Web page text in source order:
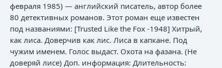
февраля 1985) — английский писатель, автор более
80 детективных романов. Этот роман еще известен
под названиями: [Trusted Like the Fox -1948] Хитрый,
как лиса. Доверчив как лис. Лиса в капкане. Под
чужим именем. Голос выдаст. Охота на фазана. (Не
доверяй лисе) Доп. информация: Длительность: